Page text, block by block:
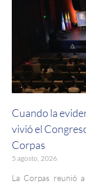
Cuando la
vivió el
Corpas
5 agosto, 2026
La Corpas reunió